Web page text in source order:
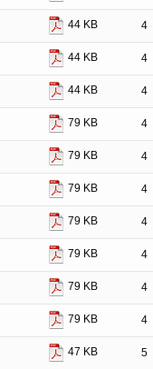
44 KB 4
44 KB 4
44 KB 4
79 KB 4
79 KB 4
79 KB 4
79 KB 4
79 KB 4
79 KB 4
79 KB 4
47 KB 5